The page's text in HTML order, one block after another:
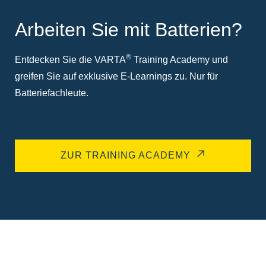
Arbeiten Sie mit Batterien?
Entdecken Sie die VARTA® Training Academy und
greifen Sie auf exklusive E-Learnings zu. Nur für
Batteriefachleute.
ZUR TRAINING ACADEMY